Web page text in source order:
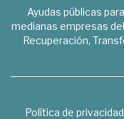
Ayudas públicas
medianas empresas
Recuperación,
Política de privacidad